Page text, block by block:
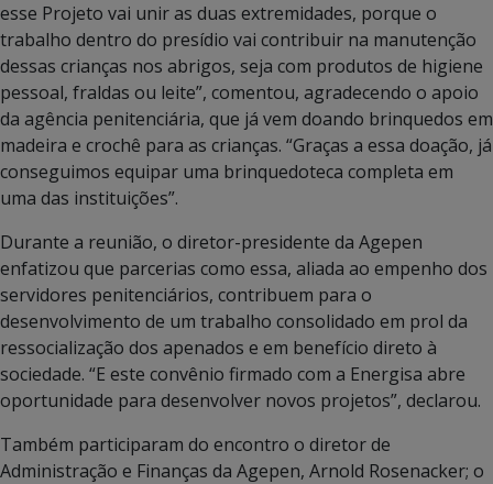
esse Projeto vai unir as duas extremidades, porque o
trabalho dentro do presídio vai contribuir na manutenção
dessas crianças nos abrigos, seja com produtos de higiene
pessoal, fraldas ou leite”, comentou, agradecendo o apoio
da agência penitenciária, que já vem doando brinquedos em
madeira e crochê para as crianças. “Graças a essa doação, já
conseguimos equipar uma brinquedoteca completa em
uma das instituições”.
Durante a reunião, o diretor-presidente da Agepen
enfatizou que parcerias como essa, aliada ao empenho dos
servidores penitenciários, contribuem para o
desenvolvimento de um trabalho consolidado em prol da
ressocialização dos apenados e em benefício direto à
sociedade. “E este convênio firmado com a Energisa abre
oportunidade para desenvolver novos projetos”, declarou.
Também participaram do encontro o diretor de
Administração e Finanças da Agepen, Arnold Rosenacker; o